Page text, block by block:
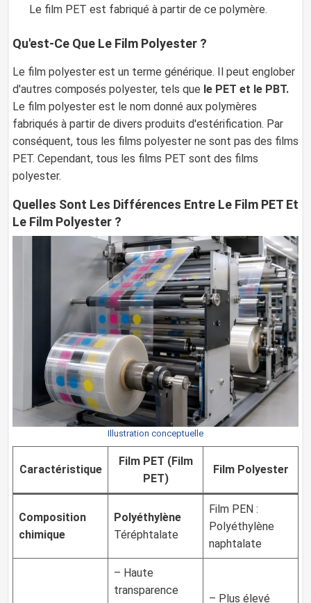
Le film PET est fabriqué à partir de ce polymère.
Qu'est-Ce Que Le Film Polyester ?
Le film polyester est un terme générique. Il peut englober
d'autres composés polyester, tels que le PET et le PBT.
Le film polyester est le nom donné aux polymères
fabriqués à partir de divers produits d'estérification. Par
conséquent, tous les films polyester ne sont pas des films
PET. Cependant, tous les films PET sont des films
polyester.
Quelles Sont Les Différences Entre Le Film PET Et
Le Film Polyester ?
Illustration conceptuelle
Caractéristique
Film PET (Film
PET)
Film Polyester
Composition
chimique
Polyéthylène
Téréphtalate
Film PEN :
Polyéthylène
naphtalate
– Haute
transparence
– Plus élevé